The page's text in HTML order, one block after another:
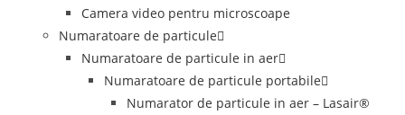
Camera video pentru microscoape
Numaratoare de particule
Numaratoare de particule in aer
Numaratoare de particule portabile
Numarator de particule in aer – Lasair®